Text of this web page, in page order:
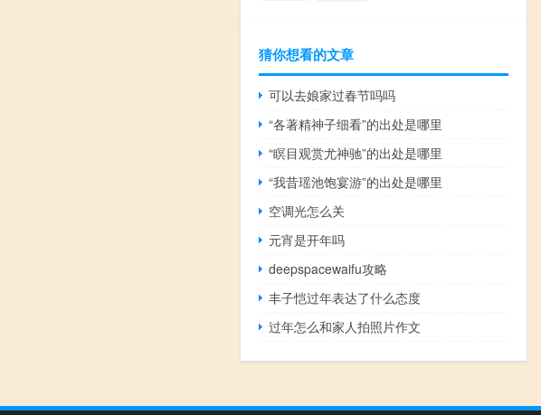
猜你想看的文章
可以去娘家过春节吗吗
“各著精神子细看”的出处是哪里
“瞑目观赏尤神驰”的出处是哪里
“我昔瑶池饱宴游”的出处是哪里
空调光怎么关
元宵是开年吗
deepspacewaifu攻略
丰子恺过年表达了什么态度
过年怎么和家人拍照片作文